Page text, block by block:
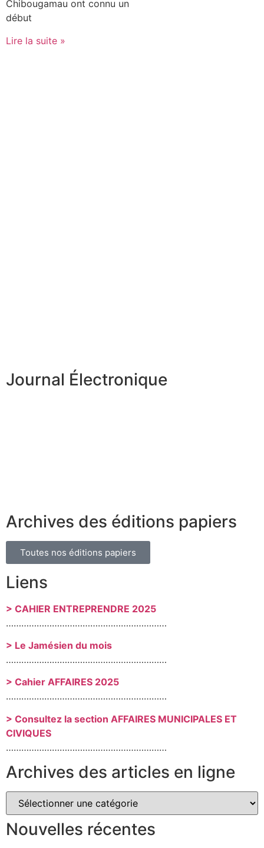
Chibougamau ont connu un
début
Lire la suite »
Journal Électronique
Archives des éditions papiers
Toutes nos éditions papiers
Liens
> CAHIER ENTREPRENDRE 2025
………………………………………………………
> Le Jamésien du mois
………………………………………………………
> Cahier AFFAIRES 2025
………………………………………………………
> Consultez la section AFFAIRES MUNICIPALES ET
CIVIQUES
………………………………………………………
Archives des articles en ligne
Nouvelles récentes